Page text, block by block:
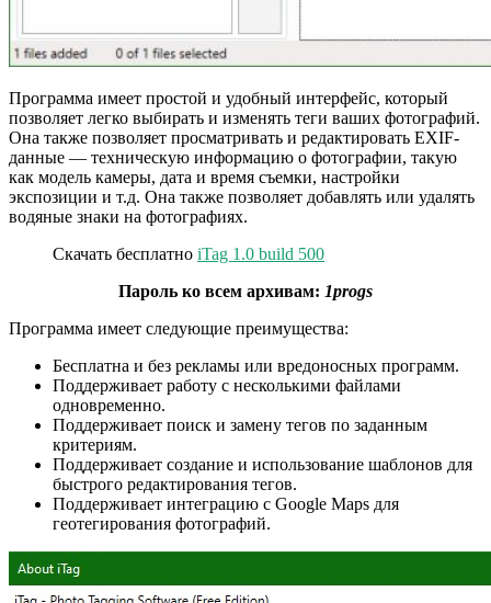
Программа имеет простой и удобный интерфейс, который
позволяет легко выбирать и изменять теги ваших фотографий.
Она также позволяет просматривать и редактировать EXIF-
данные — техническую информацию о фотографии, такую
как модель камеры, дата и время съемки, настройки
экспозиции и т.д. Она также позволяет добавлять или удалять
водяные знаки на фотографиях.
Скачать бесплатно iTag 1.0 build 500
Пароль ко всем архивам: 1progs
Программа имеет следующие преимущества:
Бесплатна и без рекламы или вредоносных программ.
Поддерживает работу с несколькими файлами
одновременно.
Поддерживает поиск и замену тегов по заданным
критериям.
Поддерживает создание и использование шаблонов для
быстрого редактирования тегов.
Поддерживает интеграцию с Google Maps для
геотегирования фотографий.